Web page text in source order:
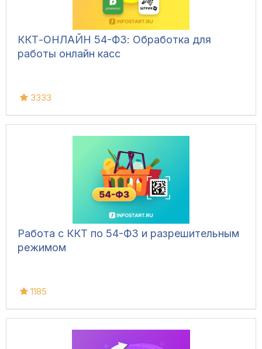
ККТ-ОНЛАЙН 54-ФЗ: Обработка для
работы онлайн касс
3333
Работа с ККТ по 54-ФЗ и разрешительным
режимом
1185